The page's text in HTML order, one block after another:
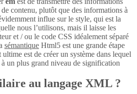
contenu, plutôt que des informations à
influe sur le style, qui est la
nous l’utilisons, mais il laisse les
et / ou le code CSS idéalement séparé
sémantique Html5 est une grande étape
est de créer un système dans lequel
un plus grand niveau de signification
au langage XML ?